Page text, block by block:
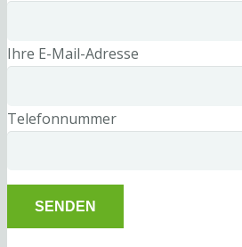
Ihre E-Mail-Adresse
Telefonnummer